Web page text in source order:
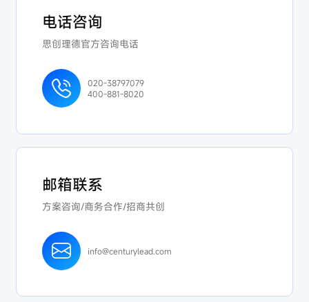
电话咨询
思创理德官方咨询电话
020-38797079
400-881-8020
邮箱联系
方案咨询/商务合作/招商共创
info@centurylead.com